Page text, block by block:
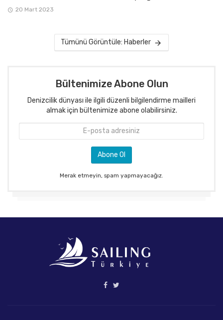
20 Mart 2023
Tümünü Görüntüle: Haberler
Bültenimize Abone Olun
Denizcilik dünyası ile ilgili düzenli bilgilendirme mailleri
almak için bültenimize abone olabilirsiniz.
Merak etmeyin, spam yapmayacağız.